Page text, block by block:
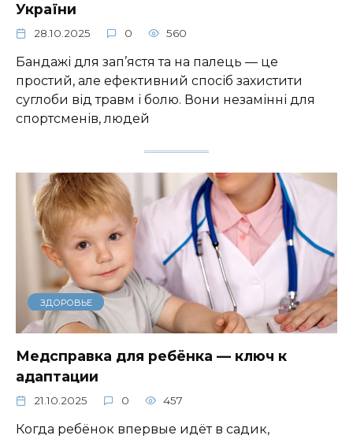
України
28.10.2025 0 560
Бандажі для зап’ястя та на палець — це
простий, але ефективний спосіб захистити
суглоби від травм і болю. Вони незамінні для
спортсменів, людей
ЗДОРОВЬЕ
Медсправка для ребёнка — ключ к
адаптации
21.10.2025 0 457
Когда ребёнок впервые идёт в садик,